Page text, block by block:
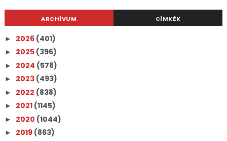
ARCHÍVUM CÍMKÉK
► 2026 (401)
► 2025 (396)
► 2024 (578)
► 2023 (493)
► 2022 (838)
► 2021 (1145)
► 2020 (1044)
► 2019 (863)